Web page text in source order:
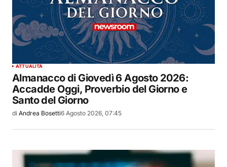
ATTUALITÀ
Almanacco di Giovedì 6 Agosto 2026:
Accadde Oggi, Proverbio del Giorno e
Santo del Giorno
di Andrea Bosetti6 Agosto 2026, 07:45